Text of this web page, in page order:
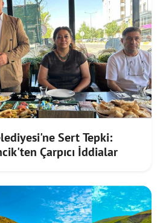
Sert Tepki:
Çarpıcı İddialar